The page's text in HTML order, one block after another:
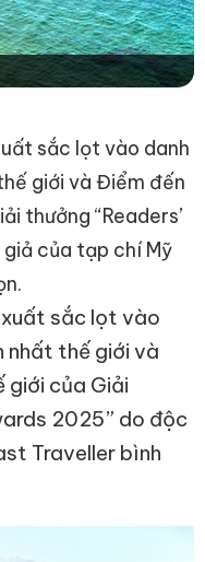
sắc lọt vào danh
giới và Điểm đến
thưởng “Readers’
của tạp chí Mỹ
xuất sắc lọt vào
nhất thế giới và
giới của Giải
2025” do độc
Traveller bình